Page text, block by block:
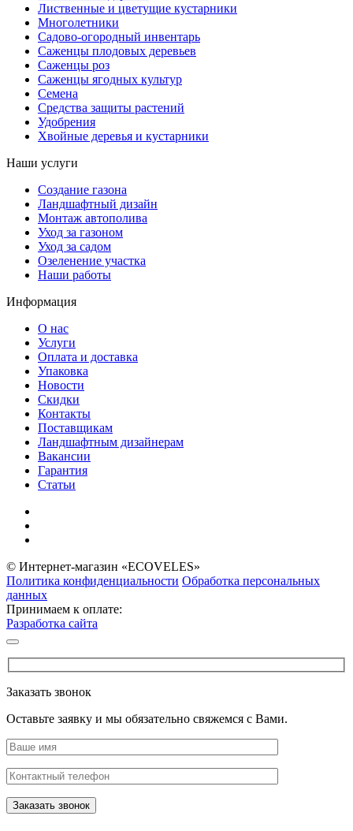
Лиственные и цветущие кустарники
Многолетники
Садово-огородный инвентарь
Саженцы плодовых деревьев
Саженцы роз
Саженцы ягодных культур
Семена
Средства защиты растений
Удобрения
Хвойные деревья и кустарники
Наши услуги
Создание газона
Ландшафтный дизайн
Монтаж автополива
Уход за газоном
Уход за садом
Озеленение участка
Наши работы
Информация
О нас
Услуги
Оплата и доставка
Упаковка
Новости
Скидки
Контакты
Поставщикам
Ландшафтным дизайнерам
Вакансии
Гарантия
Статьи
© Интернет-магазин «ECOVELES»
Политика конфиденциальности Обработка персональных
данных
Принимаем к оплате:
Разработка сайта
Заказать звонок
Оставьте заявку и мы обязательно свяжемся с Вами.
Заказать звонок